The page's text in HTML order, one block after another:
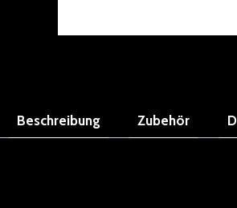
Beschreibung Zubehör